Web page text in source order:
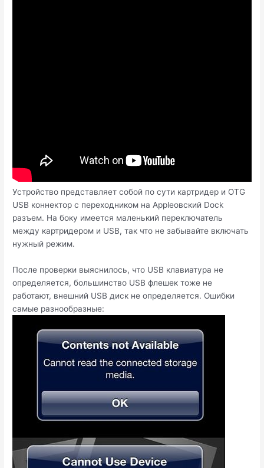
Устройство представляет собой по сути картридер и OTG
USB коннектор с переходником на Appleовский Dock
разъем. На боку имеется маленький переключатель
между картридером и USB, так что не забывайте включать
нужный режим.
После проверки выяснилось, что USB клавиатура не
определяется, большинство USB флешек тоже не
работают, внешний USB диск не определяется. Ошибки
самые разнообразные: